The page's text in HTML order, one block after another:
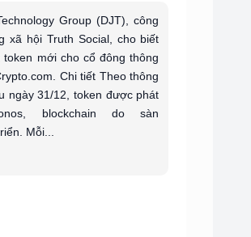
Group (DJT), công
xã hội Truth Social, cho biết
mới cho cổ đông thông
Chi tiết Theo thông
ngày 31/12, token được phát
blockchain do sàn
Mỗi...